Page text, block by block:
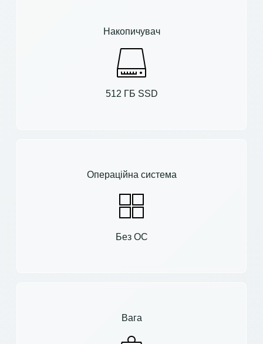
Накопичувач
512 ГБ SSD
Операційна система
Без ОС
Вага